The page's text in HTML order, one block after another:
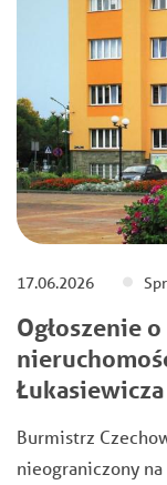
17.06.2026
Ogłoszenie
Łukasiewicza
Burmistrz
nieograniczony